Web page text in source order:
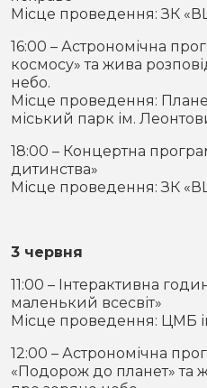
Місце проведення: ЗК
16:00 – Астрономічна
космосу» та жива
небо.
Місце проведення:
міський парк ім.
18:00 – Концертна
дитинства»
Місце проведення: ЗК
3 червня
11:00 – Інтерактивна
маленький всесвіт»
Місце проведення: ЦМБ
12:00 – Астрономічна
«Подорож до планет» та